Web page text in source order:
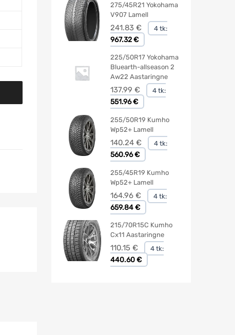
275/45R21 Yokohama
V907 Lamell
241.83 € 4 tk:
967.32 €
225/50R17 Yokohama
Bluearth-allseason 2
Aw22 Aastaringne
137.99 € 4 tk:
551.96 €
255/50R19 Kumho
Wp52+ Lamell
140.24 € 4 tk:
560.96 €
255/45R19 Kumho
Wp52+ Lamell
164.96 € 4 tk:
659.84 €
215/70R15C Kumho
Cx11 Aastaringne
110.15 € 4 tk:
440.60 €